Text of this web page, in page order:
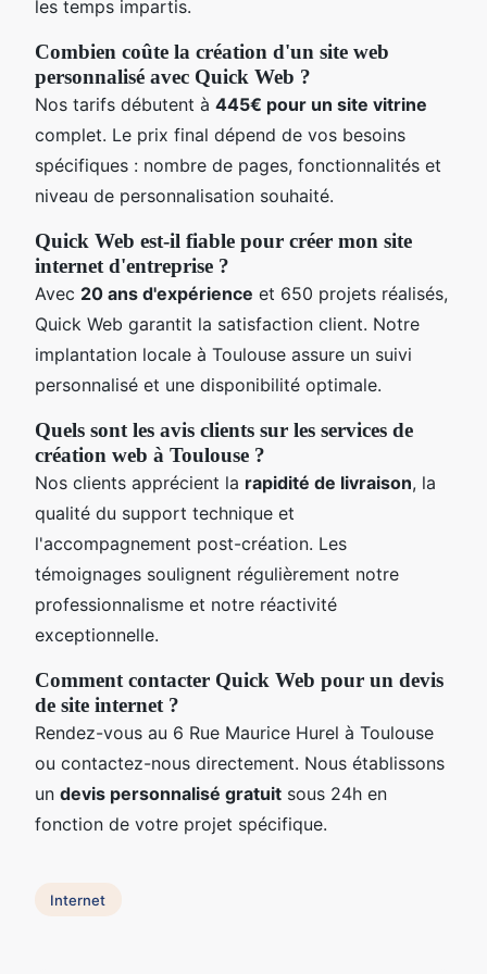
les temps impartis.
Combien coûte la création d'un site web
personnalisé avec Quick Web ?
Nos tarifs débutent à 445€ pour un site vitrine
complet. Le prix final dépend de vos besoins
spécifiques : nombre de pages, fonctionnalités et
niveau de personnalisation souhaité.
Quick Web est-il fiable pour créer mon site
internet d'entreprise ?
Avec 20 ans d'expérience et 650 projets réalisés,
Quick Web garantit la satisfaction client. Notre
implantation locale à Toulouse assure un suivi
personnalisé et une disponibilité optimale.
Quels sont les avis clients sur les services de
création web à Toulouse ?
Nos clients apprécient la rapidité de livraison, la
qualité du support technique et
l'accompagnement post-création. Les
témoignages soulignent régulièrement notre
professionnalisme et notre réactivité
exceptionnelle.
Comment contacter Quick Web pour un devis
de site internet ?
Rendez-vous au 6 Rue Maurice Hurel à Toulouse
ou contactez-nous directement. Nous établissons
un devis personnalisé gratuit sous 24h en
fonction de votre projet spécifique.
Internet